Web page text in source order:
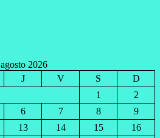
agosto 2026
J V S
D
1
2
6 7 8
9
13 14 15
16